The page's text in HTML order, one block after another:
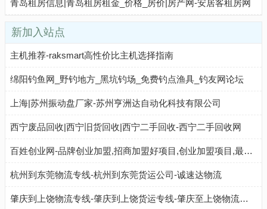
青岛租房信息|青岛租房租金_价格_房价|房产网-安居客租房网
新加入站点
主机推荐-raksmart高性价比主机选择指南
绵阳钓鱼网_野钓地方_黑坑钓场_免费钓点渔具_钓友网论坛
上海|苏州振动盘厂家-苏州亨洲达自动化科技有限公司
西宁废品回收|西宁旧货回收|西宁二手回收-西宁二手回收网
百姓创业网-品牌创业加盟,招商加盟好项目,创业加盟项目,最新招商加盟项目,正规的招商加盟网
杭州到东莞物流专线-杭州到东莞货运公司-诚速达物流
肇庆到上饶物流专线-肇庆到上饶货运专线-肇庆至上饶物流公司-就发物流网